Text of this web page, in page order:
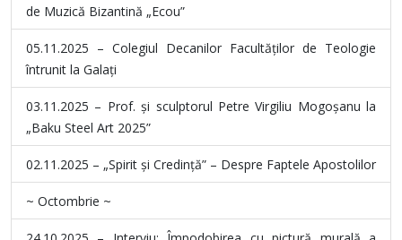
de Muzică Bizantină „Ecou”
05.11.2025 – Colegiul Decanilor Facultăților de Teologie
întrunit la Galați
03.11.2025 – Prof. și sculptorul Petre Virgiliu Mogoșanu la
„Baku Steel Art 2025”
02.11.2025 – „Spirit și Credință” – Despre Faptele Apostolilor
~ Octombrie ~